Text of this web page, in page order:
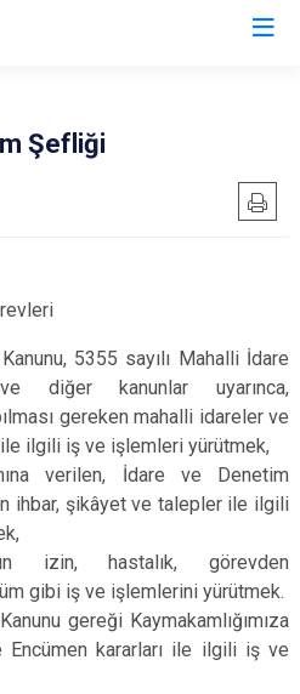
Seyitgazi
Odunpazarı
Tepebaşı
Şefliği
5355 sayılı Mahalli İdare
diğer kanunlar uyarınca,
gereken mahalli idareler ve
ilgili iş ve işlemleri yürütmek,
verilen, İdare ve Denetim
ihbar, şikâyet ve talepler ile ilgili
izin, hastalık, görevden
gibi iş ve işlemlerini yürütmek.
gereği Kaymakamlığımıza
kararları ile ilgili iş ve